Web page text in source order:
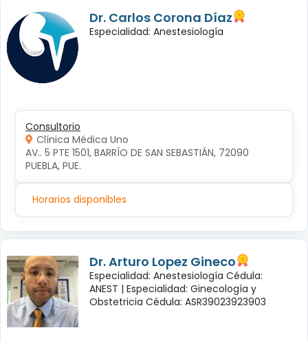
Dr. Carlos Corona Díaz
Especialidad: Anestesiología
Consultorio
Clínica Médica Uno
AV.. 5 PTE 1501, BARRÍO DE SAN SEBASTIÁN, 72090
PUEBLA, PUE.
Horarios disponibles
Dr. Arturo Lopez Gineco
Especialidad: Anestesiología Cédula:
ANEST | Especialidad: Ginecología y
Obstetricia Cédula: ASR39023923903